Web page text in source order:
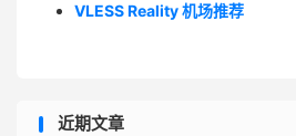
VLESS Reality 机场推荐
近期文章